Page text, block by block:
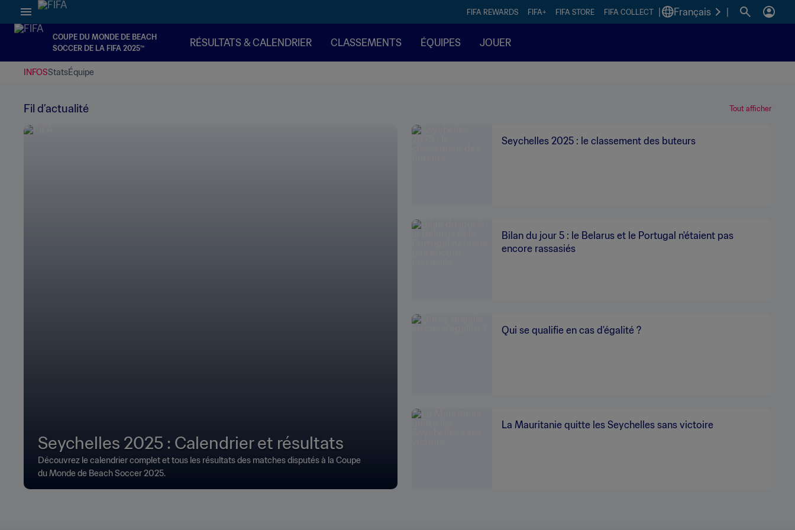
FIFA REWARDS FIFA+ FIFA STORE FIFA COLLECT Français
COUPE DU MONDE DE BEACH
SOCCER DE LA FIFA 2025™
RÉSULTATS & CALENDRIER CLASSEMENTS ÉQUIPES JOUER
INFOSStatsÉquipe
Fil d’actualité Tout afficher
Seychelles 2025 : Calendrier et résultats
Découvrez le calendrier complet et tous les résultats des matches disputés à la Coupe
du Monde de Beach Soccer 2025.
Seychelles 2025 : le classement des buteurs
Bilan du jour 5 : le Belarus et le Portugal n'étaient pas
encore rassasiés
Qui se qualifie en cas d'égalité ?
La Mauritanie quitte les Seychelles sans victoire